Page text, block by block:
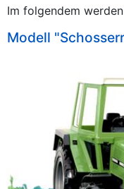
Im folgendem
Modell